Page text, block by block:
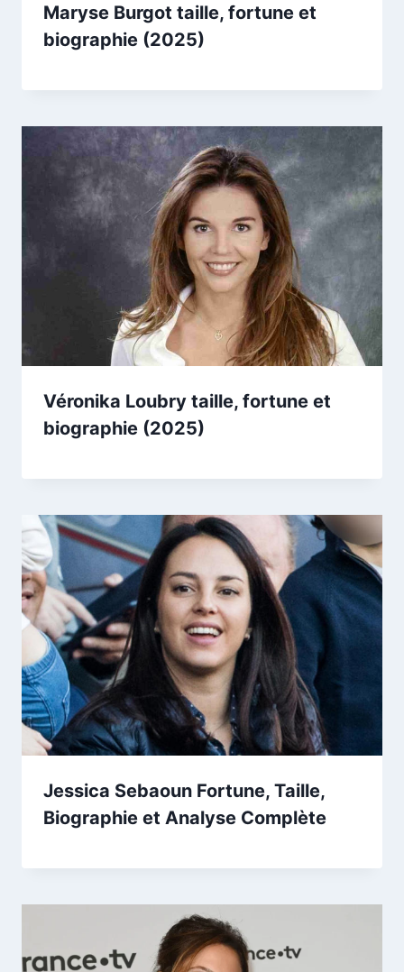
Maryse Burgot taille, fortune et
biographie (2025)
Véronika Loubry taille, fortune et
biographie (2025)
Jessica Sebaoun Fortune, Taille,
Biographie et Analyse Complète